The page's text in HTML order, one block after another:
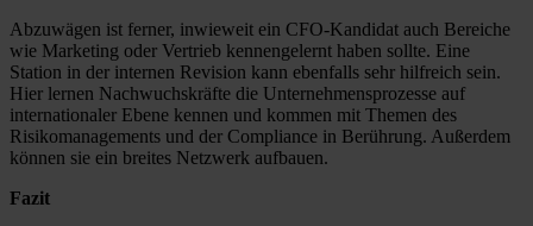
Abzuwägen ist ferner, inwieweit ein CFO-Kandidat auch Bereiche
wie Marketing oder Vertrieb kennengelernt haben sollte. Eine
Station in der internen Revision kann ebenfalls sehr hilfreich sein.
Hier lernen Nachwuchskräfte die Unternehmensprozesse auf
internationaler Ebene kennen und kommen mit Themen des
Risikomanagements und der Compliance in Berührung. Außerdem
können sie ein breites Netzwerk aufbauen.
Fazit